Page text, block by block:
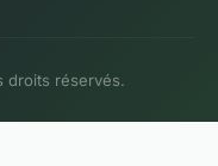
droits réservés.